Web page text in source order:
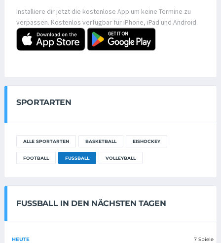
Installiere dir jetzt die kostenlose App um keine Termine zu
verpassen. Kostenlos verfügbar für iPhone, iPad und Android.
SPORTARTEN
ALLE SPORTARTEN BASKETBALL EISHOCKEY
FOOTBALL FUSSBALL VOLLEYBALL
FUSSBALL IN DEN NÄCHSTEN TAGEN
HEUTE 7 Spiele